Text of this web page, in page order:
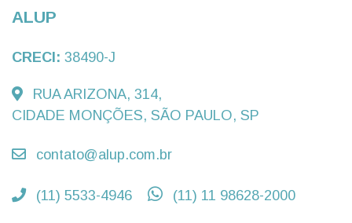
ALUP
CRECI: 38490-J
RUA ARIZONA, 314,
CIDADE MONÇÕES, SÃO PAULO, SP
contato@alup.com.br
(11) 5533-4946 (11) 11 98628-2000